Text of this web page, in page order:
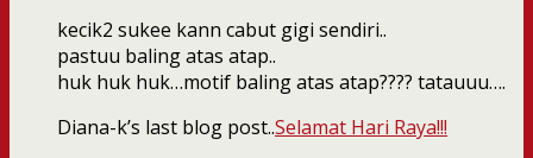
kecik2 sukee kann cabut gigi sendiri..
pastuu baling atas atap..
huk huk huk…motif baling atas atap???? tatauuu….
Diana-k’s last blog post..Selamat Hari Raya!!!